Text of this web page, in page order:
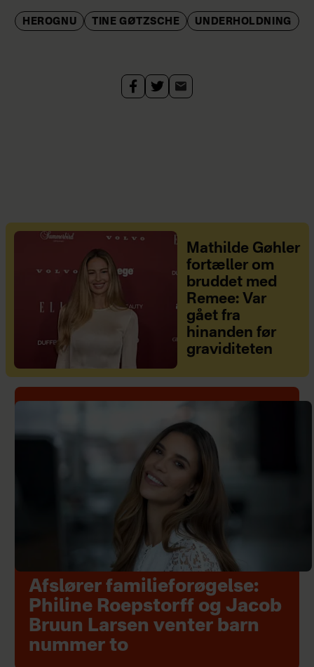
HEROGNU TINE GØTZSCHE UNDERHOLDNING
Mathilde Gøhler
fortæller om
bruddet med
Remee: Var
gået fra
hinanden før
graviditeten
Afslører familieforøgelse:
Philine Roepstorff og Jacob
Bruun Larsen venter barn
nummer to